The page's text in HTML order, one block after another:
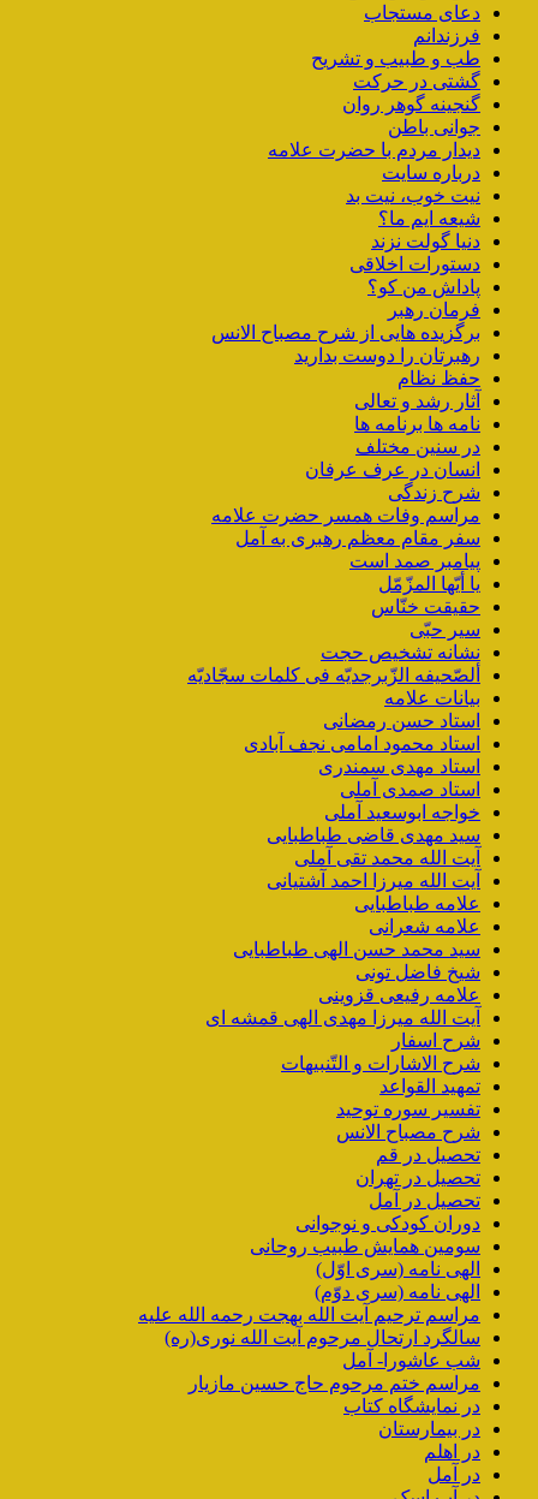
دعای مستجاب
فرزندانم
طب و طبیب و تشریح
گشتی در حرکت
گنجینه گوهر روان
جوانی باطن
دیدار مردم با حضرت علامه
درباره سایت
نیت خوب، نیت بد
شیعه ایم ما؟
دنیا گولت نزند
دستورات اخلاقی
پاداش من کو؟
فرمان رهبر
برگزیده هایی از شرح مصباح الانس
رهبرتان را دوست بدارید
حفظ نظام
آثار رشد و تعالی
نامه ها برنامه ها
در سنین مختلف
انسان در عرف عرفان
شرح زندگی
مراسم وفات همسر حضرت علامه
سفر مقام معظم رهبری به آمل
پیامبر صمد است
یا أیّها المزّمّل
حقیقت خنّاس
سیر حبّی
نشانه تشخیص حجت
ألصّحیفه الزّبرجدیّه فی کلمات سجّادیّه
بیانات علامه
استاد حسن رمضانی
استاد محمود امامی نجف آبادی
استاد مهدی سمندری
استاد صمدی آملی
خواجه ابوسعید آملی
سید مهدی قاضی طباطبایی
آیت الله محمد تقی آملی
آیت الله میرزا احمد آشتیانی
علامه طباطبایی
علامه شعرانی
سید محمد حسن الهی طباطبایی
شیخ فاضل تونی
علامه رفیعی قزوینی
آیت الله میرزا مهدی الهی قمشه ای
شرح اسفار
شرح الاشارات و التّنبیهات
تمهید القواعد
تفسیر سوره توحید
شرح مصباح الانس
تحصیل در قم
تحصیل در تهران
تحصیل در آمل
دوران کودکی و نوجوانی
سومین همایش طبیب روحانی
الهی نامه (سری اوّل)
الهی نامه (سری دوّم)
مراسم ترحیم آیت الله بهجت رحمه الله علیه
سالگرد ارتحال مرحوم آیت الله نوری(ره)
شب عاشورا- آمل
مراسم ختم مرحوم حاج حسین مازیار
در نمایشگاه کتاب
در بیمارستان
در اهلم
در آمل